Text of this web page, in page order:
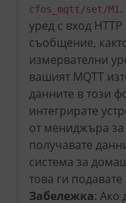
cfos_mqtt/set/M1 .
уред с вход
съобщение,
измервателни
вашият MQTT
данните в този
интегрирате
от мениджъра за
получавате
система за
това ги
Забележка: Ако